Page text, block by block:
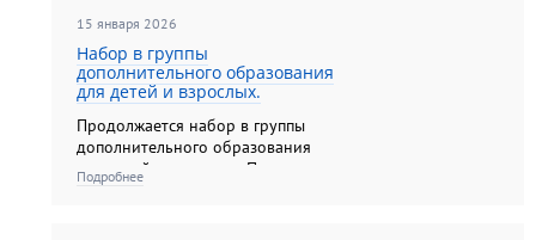
Народного художника РФ,
Действительного члена
Российско...
15 января 2026
Набор в группы
дополнительного образования
для детей и взрослых.
Продолжается набор в группы
дополнительного образования
для детей и взрослых. Программы
обучения для детей от 6.5 до 10
Подробнее